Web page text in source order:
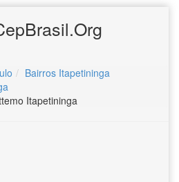
Bairros Itapetininga
Itapetininga